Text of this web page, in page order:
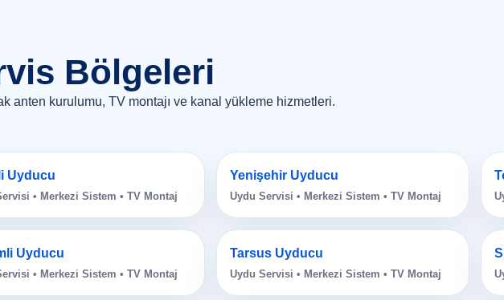
Bölgeleri
anten kurulumu, TV montajı ve kanal yükleme hizmetleri.
Uyducu
• Merkezi Sistem • TV Montaj
Yenişehir Uyducu
Uydu Servisi • Merkezi Sistem • TV Montaj
Uyducu
• Merkezi Sistem • TV Montaj
Tarsus Uyducu
Uydu Servisi • Merkezi Sistem • TV Montaj